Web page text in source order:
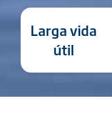
Larga vida
útil